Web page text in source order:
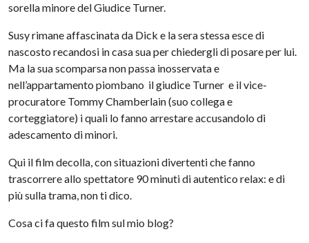
sorella minore del Giudice Turner.
Susy rimane affascinata da Dick e la sera stessa esce di
nascosto recandosi in casa sua per chiedergli di posare per lui.
Ma la sua scomparsa non passa inosservata e
nell’appartamento piombano il giudice Turner e il vice-
procuratore Tommy Chamberlain (suo collega e
corteggiatore) i quali lo fanno arrestare accusandolo di
adescamento di minori.
Qui il film decolla, con situazioni divertenti che fanno
trascorrere allo spettatore 90 minuti di autentico relax: e di
più sulla trama, non ti dico.
Cosa ci fa questo film sul mio blog?